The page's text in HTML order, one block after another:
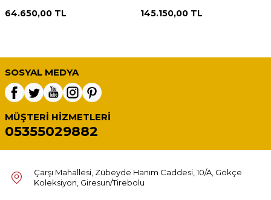
64.650,00 TL 145.150,00 TL
SOSYAL MEDYA
MÜŞTERI HIZMETLERI
05355029882
Çarşı Mahallesi, Zübeyde Hanım Caddesi, 10/A, Gökçe
Koleksiyon, Giresun/Tirebolu